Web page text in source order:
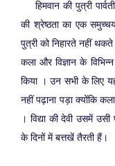
हिमवान की पुत्री
की श्रेष्ठता का एक
पुत्री को निहारते नहीं थकते
कला और विज्ञान के
किया । उन सभी के लिए
नहीं पढ़ाना पड़ा क्योंकि
। विद्या की देवी उसमें
के दिनों में बत्तखें तैरती हैं।